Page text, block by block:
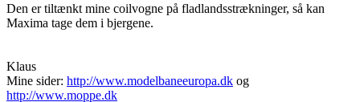
Den er tiltænkt mine coilvogne på fladlandsstrækninger, så kan
Maxima tage dem i bjergene.
Klaus
Mine sider: http://www.modelbaneeuropa.dk og
http://www.moppe.dk